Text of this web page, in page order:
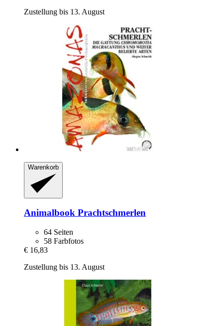
Zustellung bis 13. August
Warenkorb
Animalbook Prachtschmerlen
64 Seiten
58 Farbfotos
€ 16,83
Zustellung bis 13. August